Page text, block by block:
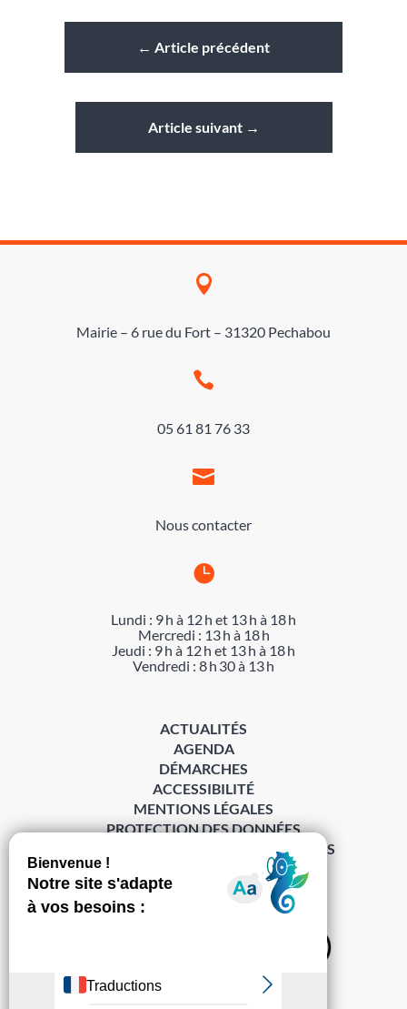
← Article précédent
Article suivant→

Mairie – 6 rue du Fort – 31320 Pechabou

05 61 81 76 33

Nous contacter

Lundi : 9 h à 12 h et 13 h à 18 h
Mercredi : 13 h à 18 h
Jeudi : 9 h à 12 h et 13 h à 18 h
Vendredi : 8 h 30 à 13 h
S’abonner à la Gazette ›
ACTUALITÉS
AGENDA
DÉMARCHES
ACCESSIBILITÉ
MENTIONS LÉGALES
PROTECTION DES DONNÉES
POLITIQUE DE GESTION DES COOKIES